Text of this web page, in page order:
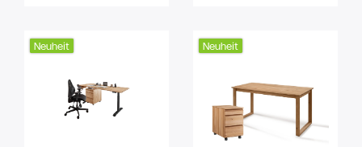
Neuheit Neuheit